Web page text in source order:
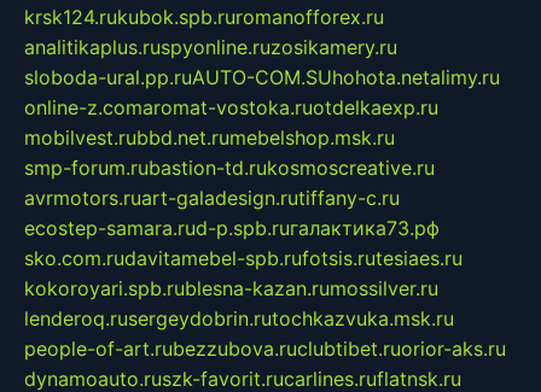
krsk124.rukubok.spb.ruromanofforex.ru
analitikaplus.ruspyonline.ruzosikamery.ru
sloboda-ural.pp.ruAUTO-COM.SUhohota.netalimy.ru
online-z.comaromat-vostoka.ruotdelkaexp.ru
mobilvest.rubbd.net.rumebelshop.msk.ru
smp-forum.rubastion-td.rukosmoscreative.ru
avrmotors.ruart-galadesign.rutiffany-c.ru
ecostep-samara.rud-p.spb.ruгалактика73.рф
sko.com.rudavitamebel-spb.rufotsis.rutesiaes.ru
kokoroyari.spb.rublesna-kazan.rumossilver.ru
lenderoq.rusergeydobrin.rutochkazvuka.msk.ru
people-of-art.rubezzubova.ruclubtibet.ruorior-aks.ru
dynamoauto.ruszk-favorit.rucarlines.ruflatnsk.ru